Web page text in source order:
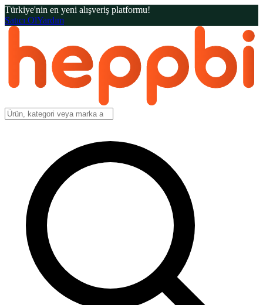
Türkiye'nin en yeni alışveriş platformu!
Satıcı OlYardım